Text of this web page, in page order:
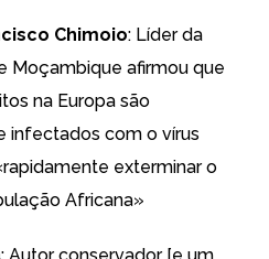
Chimoio: Líder da
Moçambique afirmou que
na Europa são
infectados com o vírus
exterminar o
Africana»